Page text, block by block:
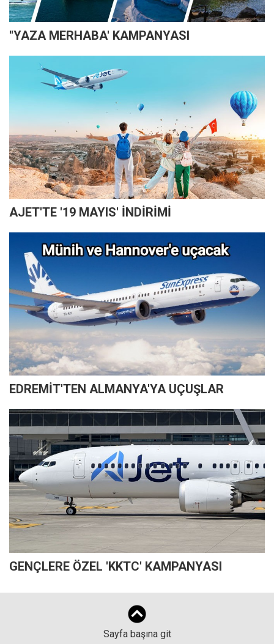
''YAZA MERHABA' KAMPANYASI
AJET'TE '19 MAYIS' İNDİRİMİ
EDREMİT'TEN ALMANYA'YA UÇUŞLAR
GENÇLERE ÖZEL 'KKTC' KAMPANYASI
Sayfa başına git